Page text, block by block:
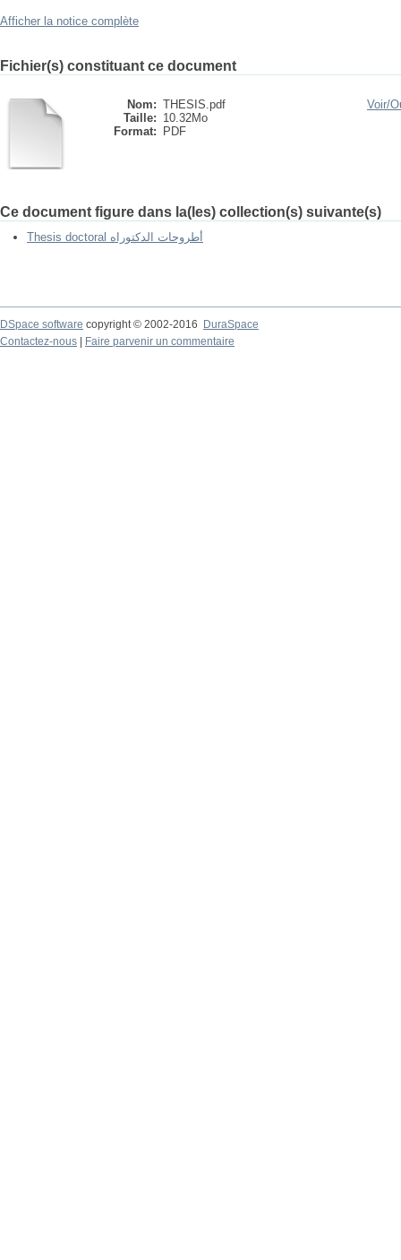
Afficher la notice complète
Fichier(s) constituant ce document
Nom: THESIS.pdf
Taille: 10.32Mo
Format:
PDF
Voir/
Ce document figure dans la(les) collection(s) suivante(s)
Thesis doctoral أطروحات الدكتوراه
DSpace software copyright © 2002-2016
DuraSpace
Contactez-nous
Faire parvenir un commentaire